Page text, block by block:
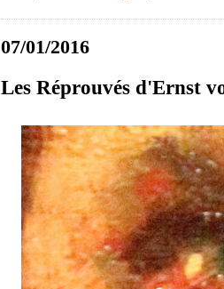
07/01/2016
Les Réprouvés d'Ernst